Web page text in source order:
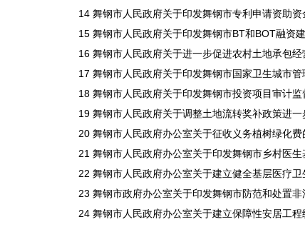
14 舞钢市人民政府关于印发舞钢市专利申请资助
15 舞钢市人民政府关于印发舞钢市BT和BOT融资
16 舞钢市人民政府关于进一步促进农村土地承包
17 舞钢市人民政府关于印发舞钢市国家卫生城市
18 舞钢市人民政府关于印发舞钢市投资项目审计
19 舞钢市人民政府关于调整土地流转奖补政策进
20 舞钢市人民政府办公室关于征收义务植树绿化
21 舞钢市人民政府办公室关于印发舞钢市乡村医
22 舞钢市人民政府办公室关于建立健全基层医疗
23 舞钢市政府办公室关于印发舞钢市防范和处置
24 舞钢市人民政府办公室关于建立保障性安居工